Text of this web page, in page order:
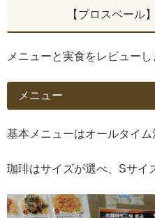
【プロスペール
メニューと実食をレビューし
メニュー
基本メニューはオールタイム
珈琲はサイズが選べ、Sサイ